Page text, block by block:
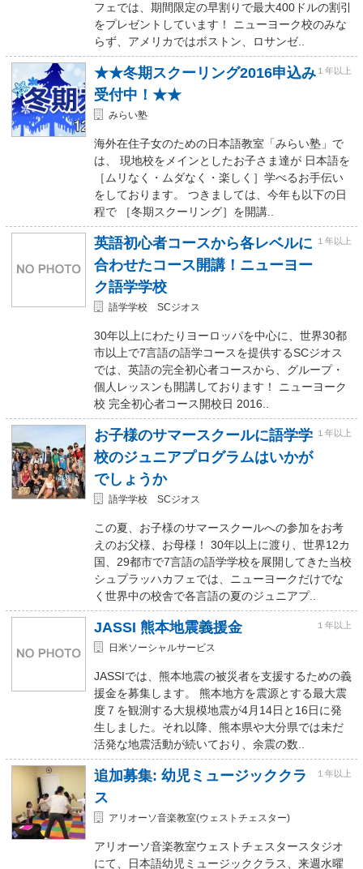
フェでは、期間限定の早割りで最大400ドルの割引
をプレゼントしています！ ニューヨーク校のみな
らず、アメリカではボストン、ロサンゼ..
★★冬期スクーリング2016申込み
受付中！★★
１年以上
みらい塾
海外在住子女のための日本語教室「みらい塾」で
は、 現地校をメインとしたお子さま達が 日本語を
［ムリなく・ムダなく・楽しく］学べるお手伝い
をしております。 つきましては、今年も以下の日
程で ［冬期スクーリング］を開講..
英語初心者コースから各レベルに
合わせたコース開講！ニューヨー
ク語学学校
１年以上
語学学校 SCジオス
30年以上にわたりヨーロッパを中心に、世界30都
市以上で7言語の語学コースを提供するSCジオス
では、英語の完全初心者コースから、グループ・
個人レッスンも開講しております！ ニューヨーク
校 完全初心者コース開校日 2016..
お子様のサマースクールに語学学
校のジュニアプログラムはいかが
でしょうか
１年以上
語学学校 SCジオス
この夏、お子様のサマースクールへの参加をお考
えのお父様、お母様！ 30年以上に渡り、世界12カ
国、29都市で7言語の語学学校を展開してきた当校
シュプラッハカフェでは、ニューヨークだけでな
く世界中の校舎で各言語の夏のジュニアプ..
JASSI 熊本地震義援金 １年以上
日米ソーシャルサービス
JASSIでは、熊本地震の被災者を支援するための義
援金を募集します。 熊本地方を震源とする最大震
度７を観測する大規模地震が4月14日と16日に発
生しました。それ以降、熊本県や大分県では未だ
活発な地震活動が続いており、余震の数..
追加募集: 幼児ミュージッククラ
ス
１年以上
アリオーソ音楽教室(ウェストチェスター)
アリオーソ音楽教室ウェストチェスタースタジオ
にて、日本語幼児ミュージッククラス、来週水曜